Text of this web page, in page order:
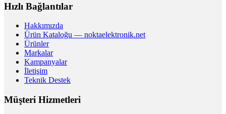
Hızlı Bağlantılar
Hakkımızda
Ürün Kataloğu — noktaelektronik.net
Ürünler
Markalar
Kampanyalar
İletişim
Teknik Destek
Müşteri Hizmetleri